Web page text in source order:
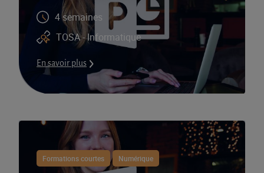
4 semaines
TOSA - Informatique
En savoir plus
Formations courtes Numérique